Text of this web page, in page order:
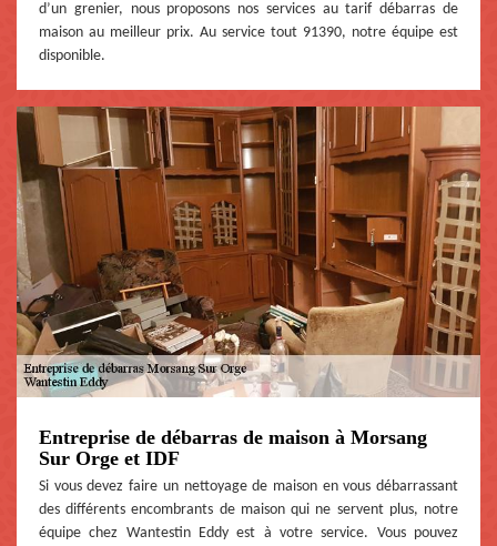
d’un grenier, nous proposons nos services au tarif débarras de
maison au meilleur prix. Au service tout 91390, notre équipe est
disponible.
Entreprise de débarras de maison à Morsang
Sur Orge et IDF
Si vous devez faire un nettoyage de maison en vous débarrassant
des différents encombrants de maison qui ne servent plus, notre
équipe chez Wantestin Eddy est à votre service. Vous pouvez